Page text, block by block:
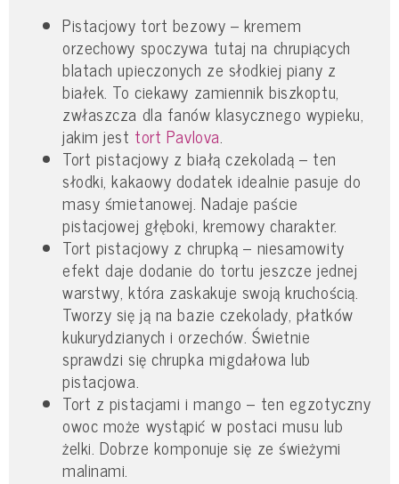
Pistacjowy tort bezowy – kremem
orzechowy spoczywa tutaj na chrupiących
blatach upieczonych ze słodkiej piany z
białek. To ciekawy zamiennik biszkoptu,
zwłaszcza dla fanów klasycznego wypieku,
jakim jest tort Pavlova.
Tort pistacjowy z białą czekoladą – ten
słodki, kakaowy dodatek idealnie pasuje do
masy śmietanowej. Nadaje paście
pistacjowej głęboki, kremowy charakter.
Tort pistacjowy z chrupką – niesamowity
efekt daje dodanie do tortu jeszcze jednej
warstwy, która zaskakuje swoją kruchością.
Tworzy się ją na bazie czekolady, płatków
kukurydzianych i orzechów. Świetnie
sprawdzi się chrupka migdałowa lub
pistacjowa.
Tort z pistacjami i mango – ten egzotyczny
owoc może wystąpić w postaci musu lub
żelki. Dobrze komponuje się ze świeżymi
malinami.